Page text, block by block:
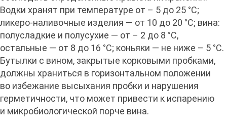
Водки хранят при температуре от – 5 до 25 °С;
ликеро-наливочные изделия — от 10 до 20 °С; вина:
полусладкие и полусухие — от – 2 до 8 °С,
остальные — от 8 до 16 °С; коньяки — не ниже – 5 °С.
Бутылки с вином, закрытые корковыми пробками,
должны храниться в горизонтальном положении
во избежание высыхания пробки и нарушения
герметичности, что может привести к испарению
и микробиологической порче вина.